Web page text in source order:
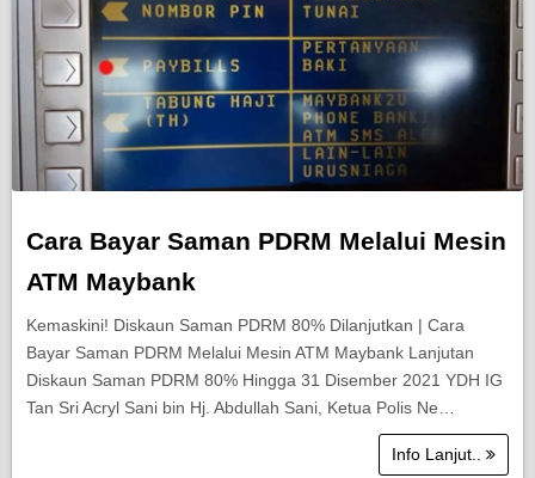
Pendidikan
Kerja Kosong Terkini
Cara Bayar Saman PDRM Melalui Mesin
ATM Maybank
Kemaskini! Diskaun Saman PDRM 80% Dilanjutkan | Cara
Bayar Saman PDRM Melalui Mesin ATM Maybank Lanjutan
Diskaun Saman PDRM 80% Hingga 31 Disember 2021 YDH IG
Tan Sri Acryl Sani bin Hj. Abdullah Sani, Ketua Polis Ne…
Info Lanjut..